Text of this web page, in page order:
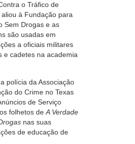
o Tráfico de
aliou à Fundação para
Sem Drogas e as
são usadas em
a oficiais militares
e cadetes na academia
polícia da Associação
do Crime no Texas
de Serviço
folhetos de A Verdade
nas suas
de educação de